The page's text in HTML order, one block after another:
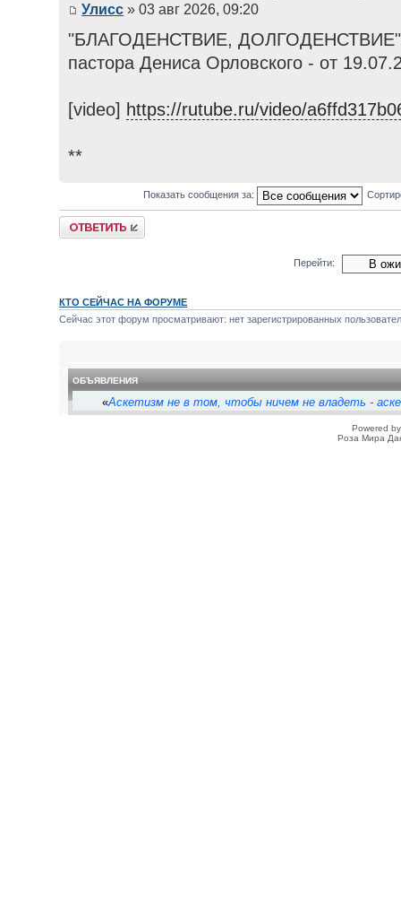
Улисс » 03 авг 2026, 09:20
"БЛАГОДЕНСТВИЕ, ДОЛГОДЕНСТВИЕ"
пастора Дениса Орловского - от
[video] https://rutube.ru/video/
**
Показать сообщения за:
Ответить
Перейти:
КТО СЕЙЧАС НА ФОРУМЕ
Сейчас этот форум просматривают: нет зарегистрированных
ОБЪЯВЛЕНИЯ
«Аскетизм не в том, чтобы ничем не владеть -
Powered
Роза Мира